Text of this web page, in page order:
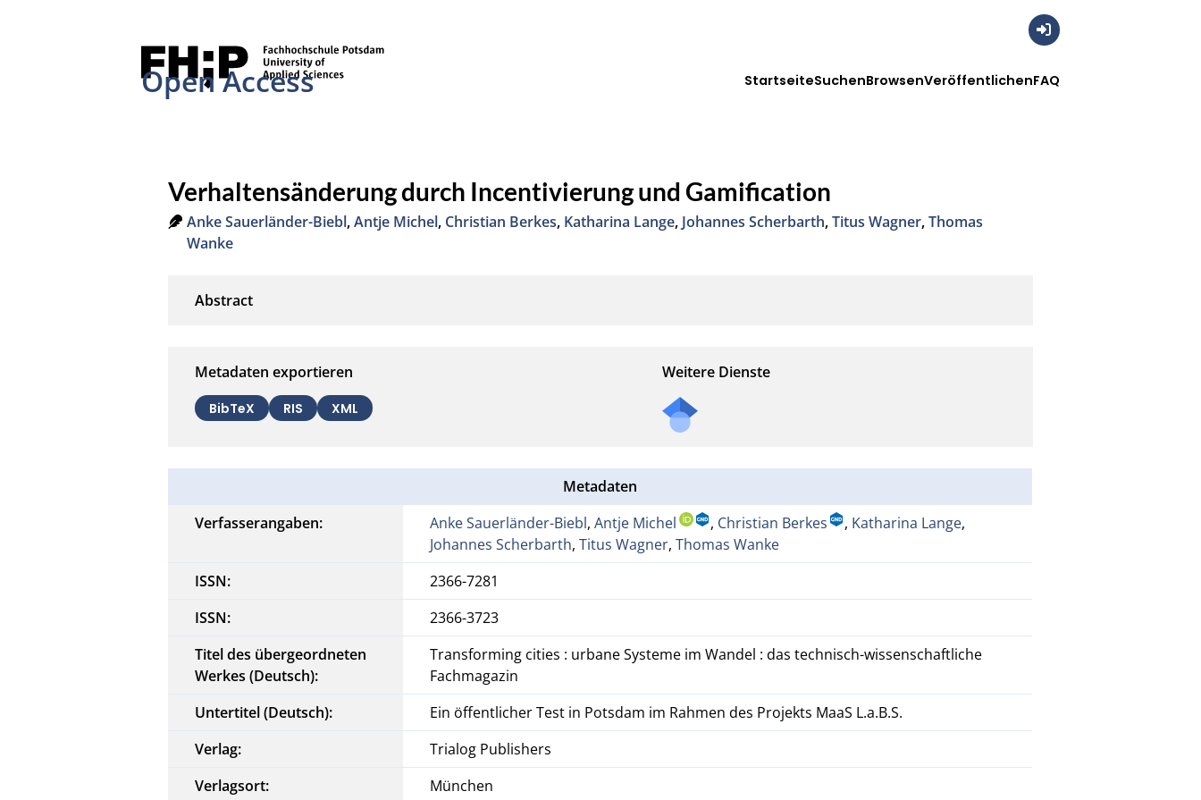
Open Access StartseiteSuchenBrowsenVeröffentlichenFAQ
Verhaltensänderung durch Incentivierung und Gamification
Anke Sauerländer-Biebl,Antje Michel, Christian Berkes, Katharina Lange, Johannes Scherbarth,Titus Wagner,Thomas
Wanke
Metadaten exportieren
BibTeX RIS XML
Weitere Dienste
Metadaten
Verfasserangaben:
Anke Sauerländer-Biebl,Antje Michel , Christian Berkes , Katharina Lange,
Johannes Scherbarth,Titus Wagner,Thomas Wanke
ISSN:
2366-7281
ISSN:
2366-3723
Titel des übergeordneten
Werkes (Deutsch):
Transforming cities : urbane Systeme im Wandel : das technisch-wissenschaftliche
Fachmagazin
Untertitel (Deutsch):
Ein öffentlicher Test in Potsdam im Rahmen des Projekts MaaS L.a.B.S.
Verlag:
Trialog Publishers
Verlagsort:
München